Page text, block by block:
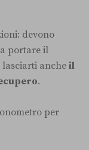
devono
portare il
anche il
.
per